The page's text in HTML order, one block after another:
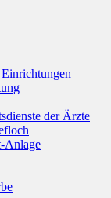
der Ärzte
Anlage